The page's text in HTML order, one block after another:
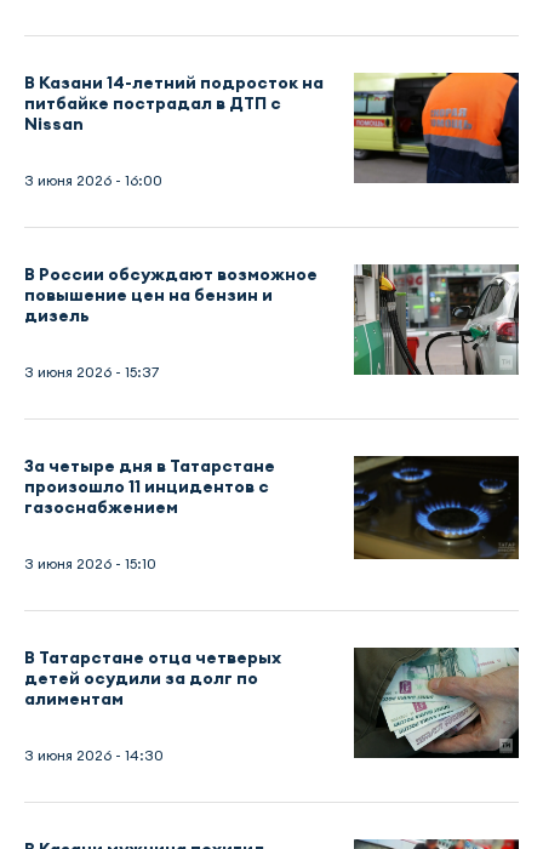
В Казани 14-летний подросток на
питбайке пострадал в ДТП с
Nissan
3 июня 2026 - 16:00
В России обсуждают возможное
повышение цен на бензин и
дизель
3 июня 2026 - 15:37
За четыре дня в Татарстане
произошло 11 инцидентов с
газоснабжением
3 июня 2026 - 15:10
В Татарстане отца четверых
детей осудили за долг по
алиментам
3 июня 2026 - 14:30